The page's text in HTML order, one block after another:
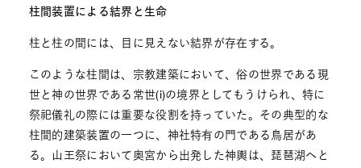
柱間装置による結界と生命
柱と柱の間には、目に見えない結界が存在する。
このような柱間は、宗教建築において、俗の世界である現
世と神の世界である常世(i)の境界としてもうけられ、特に
祭祀儀礼の際には重要な役割を持っていた。その典型的な
柱間的建築装置の一つに、神社特有の門である鳥居があ
る。山王祭において奥宮から出発した神輿は、琵琶湖へと